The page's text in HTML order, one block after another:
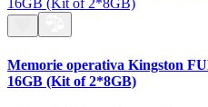
Memorie operativa Kingston
16GB (Kit of 2*8GB)